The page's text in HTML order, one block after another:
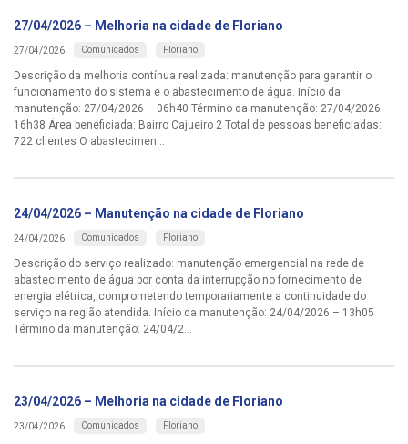
27/04/2026 – Melhoria na cidade de Floriano
27/04/2026 Comunicados Floriano
Descrição da melhoria contínua realizada: manutenção para garantir o
funcionamento do sistema e o abastecimento de água. Início da
manutenção: 27/04/2026 – 06h40 Término da manutenção: 27/04/2026 –
16h38 Área beneficiada: Bairro Cajueiro 2 Total de pessoas beneficiadas:
722 clientes O abastecimen...
24/04/2026 – Manutenção na cidade de Floriano
24/04/2026 Comunicados Floriano
Descrição do serviço realizado: manutenção emergencial na rede de
abastecimento de água por conta da interrupção no fornecimento de
energia elétrica, comprometendo temporariamente a continuidade do
serviço na região atendida. Início da manutenção: 24/04/2026 – 13h05
Término da manutenção: 24/04/2...
23/04/2026 – Melhoria na cidade de Floriano
23/04/2026 Comunicados Floriano